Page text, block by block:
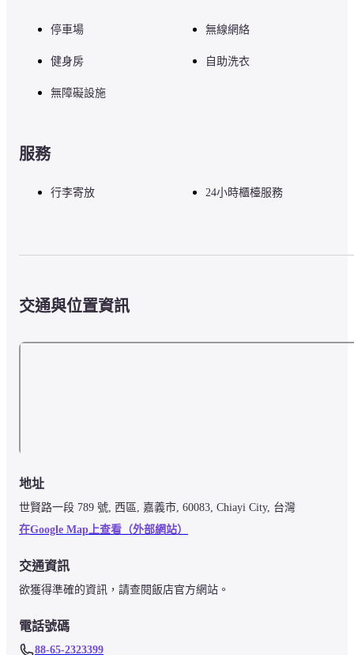
停車場 無線網絡
健身房 自助洗衣
無障礙設施
服務
行李寄放 24小時櫃檯服務
交通與位置資訊
地址
世賢路一段 789 號, 西區, 嘉義市, 60083, Chiayi City, 台灣
在Google Map上查看（外部網站）
交通資訊
欲獲得準確的資訊，請查閱飯店官方網站。
電話號碼
88-65-2323399